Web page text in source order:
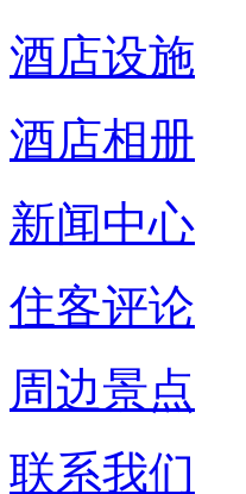
酒店设施
酒店相册
新闻中心
住客评论
周边景点
联系我们